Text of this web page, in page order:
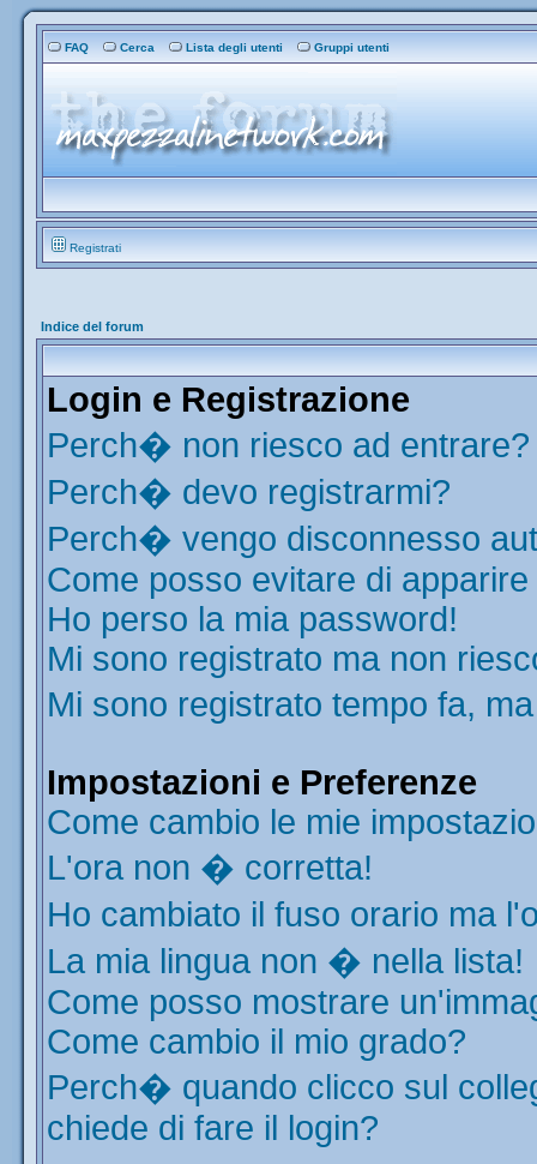
FAQ Cerca Lista degli utenti Gruppi utenti
Registrati
Indice del forum
Login e Registrazione
Perch� non riesco ad entrare?
Perch� devo registrarmi?
Perch� vengo disconnesso
Come posso evitare di
Ho perso la mia password!
Mi sono registrato ma non
Mi sono registrato tempo fa,
Impostazioni e Preferenze
Come cambio le mie
L'ora non � corretta!
Ho cambiato il fuso orario ma
La mia lingua non � nella lista!
Come posso mostrare
Come cambio il mio grado?
Perch� quando clicco sul
chiede di fare il login?